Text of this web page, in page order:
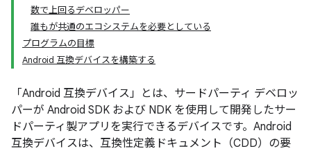
数で上回るデベロッパー
誰もが共通のエコシステムを必要としている
プログラムの目標
Android 互換デバイスを構築する
「Android 互換デバイス」とは、サードパーティ デベロッ
パーが Android SDK および NDK を使用して開発したサー
ドパーティ製アプリを実行できるデバイスです。Android
互換デバイスは、互換性定義ドキュメント（CDD）の要